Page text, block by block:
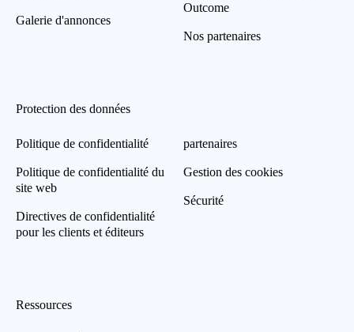
Galerie d'annonces
Outcome
Nos partenaires
Protection des données
Politique de confidentialité
Politique de confidentialité du
site web
Directives de confidentialité
pour les clients et éditeurs
partenaires
Gestion des cookies
Sécurité
Ressources